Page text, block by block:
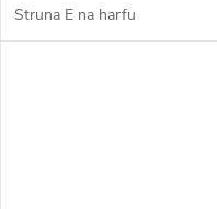
Struna E na harfu